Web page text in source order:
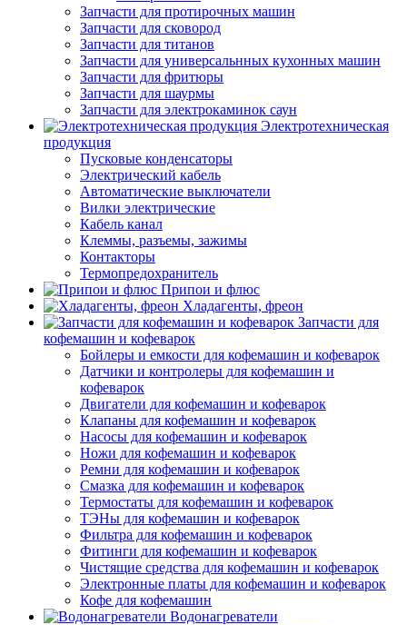
Запчасти для протирочных машин
Запчасти для сковород
Запчасти для титанов
Запчасти для универсальнных кухонных машин
Запчасти для фритюры
Запчасти для шаурмы
Запчасти для электрокаминок саун
Электротехническая
продукция
Пусковые конденсаторы
Электрический кабель
Автоматические выключатели
Вилки электрические
Кабель канал
Клеммы, разъемы, зажимы
Контакторы
Термопредохранитель
Припои и флюс
Хладагенты, фреон
Запчасти для
кофемашин и кофеварок
Бойлеры и емкости для кофемашин и кофеварок
Датчики и контролеры для кофемашин и
кофеварок
Двигатели для кофемашин и кофеварок
Клапаны для кофемашин и кофеварок
Насосы для кофемашин и кофеварок
Ножи для кофемашин и кофеварок
Ремни для кофемашин и кофеварок
Смазка для кофемашин и кофеварок
Термостаты для кофемашин и кофеварок
ТЭНы для кофемашин и кофеварок
Фильтра для кофемашин и кофеварок
Фитинги для кофемашин и кофеварок
Чистящие средства для кофемашин и кофеварок
Электронные платы для кофемашин и кофеварок
Кофе для кофемашин
Водонагреватели